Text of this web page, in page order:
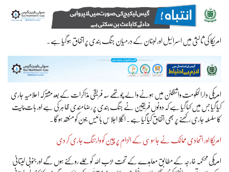
امریکا کی ثالثی میں اسرائیل اور لبنان کے درمیان جنگ بندی پر اتفاق ہو گیا ہے۔
امریکی دارالحکومت واشنگٹن میں ہونے والے چوتھے سہ فریقی مذاکرات کے بعد مشترکہ اعلامیہ جاری
کیا گیا جس میں کہا گیا ہے کہ دونوں فریقین نے جنگ بندی پر رضامندی ظاہر کی ہے اور بات چیت
کا سلسلہ جاری رکھنے پر بھی اتفاق کیا گیا ہے۔ اگلا اجلاس بائیس جون کو منعقد ہوگا۔
امریکا اور اتحادی ممالک نے جاسوسی کے الزام پر چین کو وارننگ جاری کر دی
امریکی محکمہ خارجہ کے مطابق معاہدے کے تحت حزب اللہ کو حملے روکنے ہوں گے اور جنوبی لیتانی